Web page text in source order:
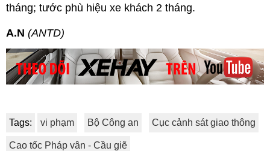
tháng; tước phù hiệu xe khách 2 tháng.
A.N (ANTD)
Tags: vi phạm Bộ Công an Cục cảnh sát giao thông
Cao tốc Pháp vân - Cầu giẽ